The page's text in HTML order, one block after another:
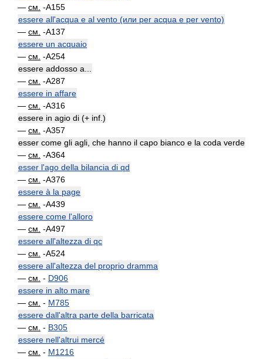
— см. -A155
essere all'acqua e al vento (или per acqua e per vento)
— см. -A137
essere un acquaio
— см. -A254
essere addosso a...
— см. -A287
essere in affare
— см. -A316
essere in agio di (+ inf.)
— см. -A357
esser come gli agli, che hanno il capo bianco e la coda verde
— см. -A364
esser l'ago della bilancia di qd
— см. -A376
essere à la page
— см. -A439
essere come l'alloro
— см. -A497
essere all'altezza di qc
— см. -A524
essere all'altezza del proprio dramma
— см. - D906
essere in alto mare
— см. - M785
essere dall'altra parte della barricata
— см. - B305
essere nell'altrui mercé
— см. - M1216